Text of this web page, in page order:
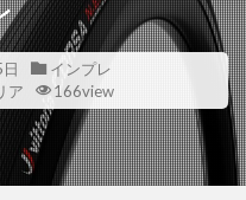
インプレ
ア 166view